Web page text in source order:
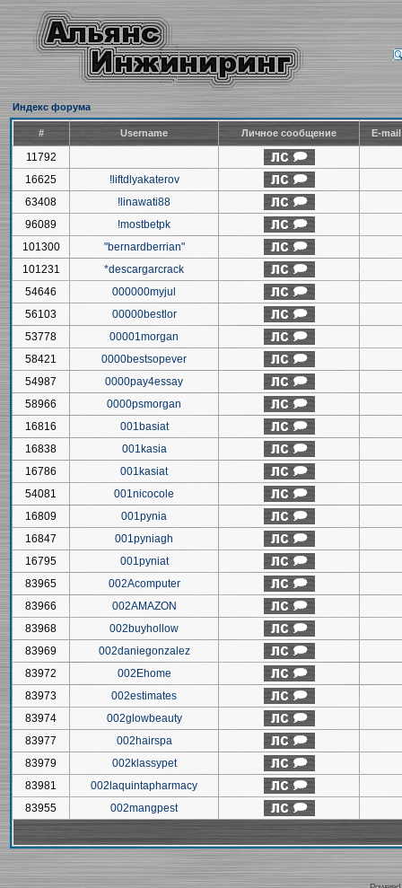
Индекс форума
# Username Личное сообщение E-
11792
16625
!liftdlyakaterov
63408
!linawati88
96089
!mostbetpk
101300
"bernardberrian"
101231
*descargarcrack
54646
000000myjul
56103
00000bestlor
53778
00001morgan
58421
0000bestsopever
54987
0000pay4essay
58966
0000psmorgan
16816
001basiat
16838
001kasia
16786
001kasiat
54081
001nicocole
16809
001pynia
16847
001pyniagh
16795
001pyniat
83965
002Acomputer
83966
002AMAZON
83968
002buyhollow
83969
002daniegonzalez
83972
002Ehome
83973
002estimates
83974
002glowbeauty
83977
002hairspa
83979
002klassypet
83981
002laquintapharmacy
83955
002mangpest